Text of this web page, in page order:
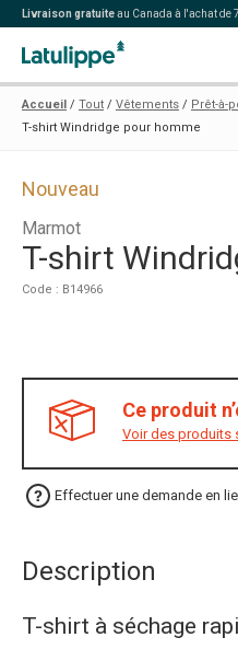
Livraison gratuiteau Canada à l'achat de
Accueil Tout Vêtements Prêt-à-
T-shirt Windridge pour homme
Nouveau
Marmot
T-shirt
Code : B14966
Ce produit
Voir des produits
Effectuer une demande en
Description
T-shirt à séchage